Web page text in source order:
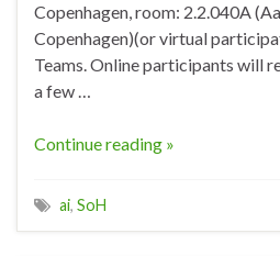
Copenhagen, room: 2.2.040A
Copenhagen)(or virtual
Teams. Online participants will
a few …
Continue reading »
ai, SoH